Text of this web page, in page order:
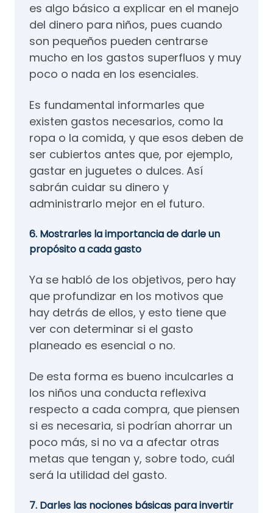
es algo básico a explicar en el manejo
del dinero para niños, pues cuando
son pequeños pueden centrarse
mucho en los gastos superfluos y muy
poco o nada en los esenciales.
Es fundamental informarles que
existen gastos necesarios, como la
ropa o la comida, y que esos deben de
ser cubiertos antes que, por ejemplo,
gastar en juguetes o dulces. Así
sabrán cuidar su dinero y
administrarlo mejor en el futuro.
6. Mostrarles la importancia de darle un
propósito a cada gasto
Ya se habló de los objetivos, pero hay
que profundizar en los motivos que
hay detrás de ellos, y esto tiene que
ver con determinar si el gasto
planeado es esencial o no.
De esta forma es bueno inculcarles a
los niños una conducta reflexiva
respecto a cada compra, que piensen
si es necesaria, si podrían ahorrar un
poco más, si no va a afectar otras
metas que tengan y, sobre todo, cuál
será la utilidad del gasto.
7. Darles las nociones básicas para invertir